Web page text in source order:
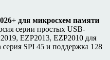
для микросхем памяти
серии простых USB-
EZP2013, EZP2010 для
SPI 45 и поддержка 128